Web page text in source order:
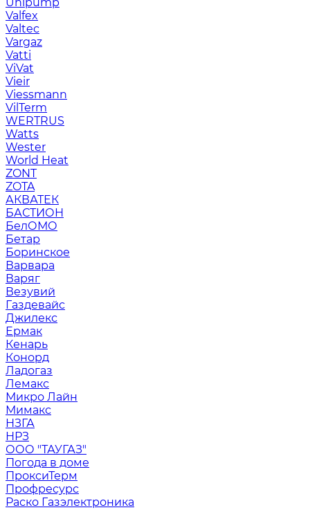
Valfex
Valtec
Vargaz
Vatti
ViVat
Vieir
Viessmann
VilTerm
WERTRUS
Watts
Wester
World Heat
ZONT
ZOTA
АКВАТЕК
БАСТИОН
БелОМО
Бетар
Боринское
Варвара
Варяг
Везувий
Газдевайс
Джилекс
Ермак
Кенарь
Конорд
Ладогаз
Лемакс
Микро Лайн
Мимакс
НЗГА
НРЗ
ООО "ТАУГАЗ"
Погода в доме
ПроксиТерм
Профресурс
Раско Газэлектроника